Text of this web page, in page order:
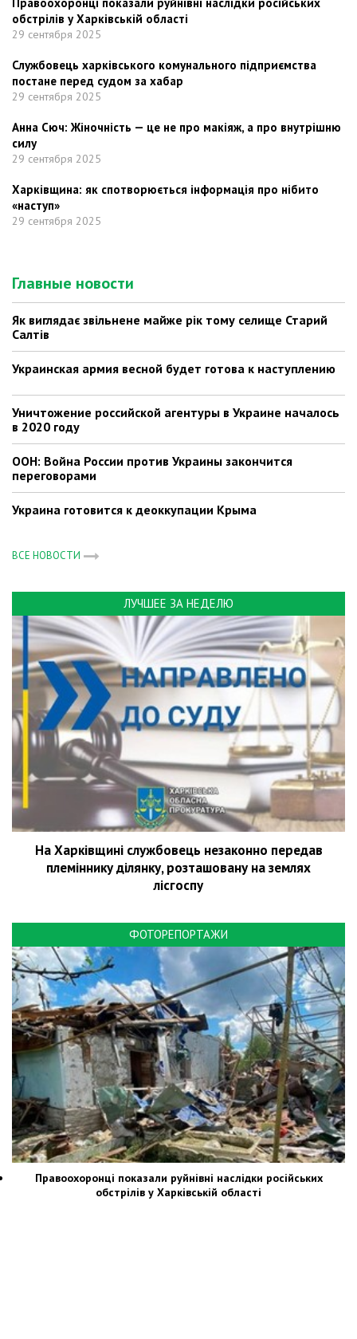
обстрілів у Харківській області
29 сентября 2025
Службовець харківського комунального підприємства
постане перед судом за хабар
29 сентября 2025
Анна Сюч: Жіночність — це не про макіяж, а про внутрішню
силу
29 сентября 2025
Харківщина: як спотворюється інформація про нібито
«наступ»
29 сентября 2025
Главные новости
Як виглядає звільнене майже рік тому селище Старий
Салтів
Украинская армия весной будет готова к наступлению
Уничтожение российской агентуры в Украине началось
в 2020 году
ООН: Война России против Украины закончится
переговорами
Украина готовится к деоккупации Крыма
ВСЕ НОВОСТИ
ЛУЧШЕЕ ЗА НЕДЕЛЮ
На Харківщині службовець незаконно передав
племіннику ділянку, розташовану на землях
лісгоспу
ФОТОРЕПОРТАЖИ
Правоохоронці показали руйнівні наслідки російських
обстрілів у Харківській області